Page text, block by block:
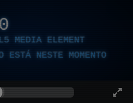
MEDIA ELEMENT
ESTÁ NESTE MOMENTO